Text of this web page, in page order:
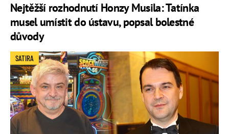
Nejtěžší rozhodnutí Honzy Musila: Tatínka
musel umístit do ústavu, popsal bolestné
důvody
SATIRA